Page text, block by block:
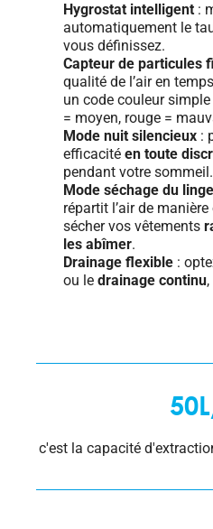
Hygrostat intelligent :
automatiquement le
vous définissez.
Capteur de particules
qualité de l’air en
un code couleur
= moyen, rouge =
Mode nuit silencieux :
efficacité en toute
pendant votre sommeil.
Mode séchage du linge
répartit l’air de
sécher vos vêtements
les abîmer.
Drainage flexible :
ou le drainage continu
c'est la capacité